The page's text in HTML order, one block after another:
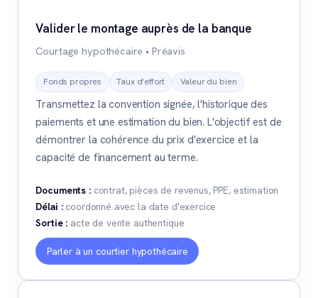
Valider le montage auprès de la banque
Courtage hypothécaire • Préavis
Fonds propres Taux d'effort Valeur du bien
Transmettez la convention signée, l'historique des
paiements et une estimation du bien. L'objectif est de
démontrer la cohérence du prix d'exercice et la
capacité de financement au terme.
Documents :contrat, pièces de revenus, PPE, estimation
Délai :coordonné avec la date d'exercice
Sortie : acte de vente authentique
Parler à un courtier hypothécaire